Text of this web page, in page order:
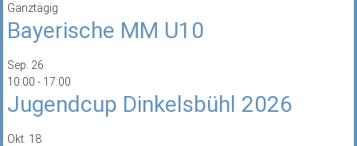
Ganztägig
Bayerische MM U10
Sep. 26
10:00 - 17:00
Jugendcup Dinkelsbühl 2026
Okt. 18